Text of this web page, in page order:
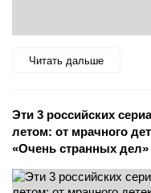
Читать дальше
Эти 3 российских
летом: от мрачного
«Очень странных дел»